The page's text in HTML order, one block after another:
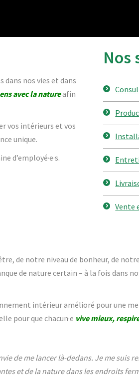
dans nos vies et dans
avec la natureafin
vos intérieurs et vos
unique.
d’employé·e·s.
Nos
Vente
de notre niveau de bonheur, de
de nature certain – à la fois dans
intérieur amélioré pour une
pour que chacun·e vive mieux,
de me lancer là-dedans. Je me suis
et de la nature dans les endroits